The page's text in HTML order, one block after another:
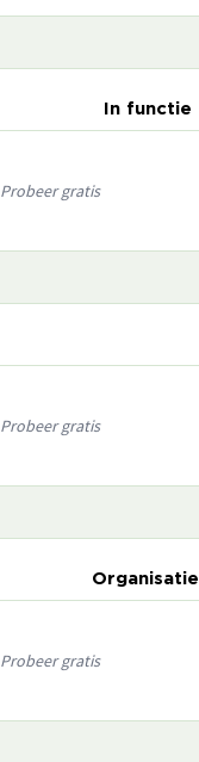
In functie
Probeer gratis
Probeer gratis
Organisatie
Probeer gratis